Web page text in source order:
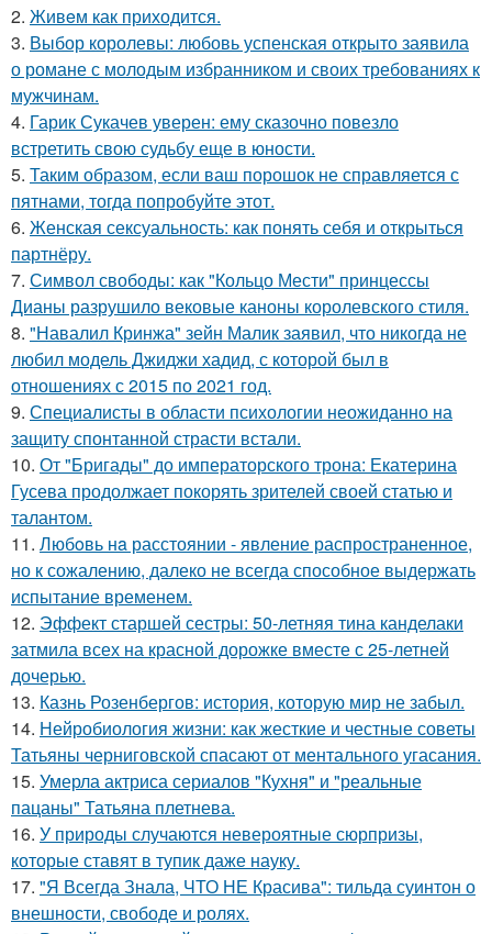
2. Живeм как приходится.
3. Выбор королевы: любовь успенская открыто заявила
о романе с молодым избранником и своих требованиях к
мужчинам.
4. Гарик Сукачев уверен: ему сказочно повезло
встретить свою судьбу еще в юности.
5. Таким образом, если ваш порошок не справляется с
пятнами, тогда попробуйте этот.
6. Женская сексуальность: как понять себя и открыться
партнёру.
7. Символ свободы: как "Кольцо Мести" принцессы
Дианы разрушило вековые каноны королевского стиля.
8. "Навалил Кринжа" зейн Малик заявил, что никогда не
любил модель Джиджи хадид, с которой был в
отношениях с 2015 по 2021 год.
9. Специалисты в области психологии неожиданно на
защиту спонтанной страсти встали.
10. От "Бригады" до императорского трона: Екатерина
Гусева продолжает покорять зрителей своей статью и
талантом.
11. Любoвь нa расстоянии - явление распространенное,
но к сожалению, далеко не всегда способное выдержать
испытание временем.
12. Эффект старшей сестры: 50-летняя тина канделаки
затмила всех на красной дорожке вместе с 25-летней
дочерью.
13. Казнь Розенбергов: история, которую мир не забыл.
14. Нейробиология жизни: как жесткие и честные советы
Татьяны черниговской спасают от ментального угасания.
15. Умерла актриса сериалов "Кухня" и "реальные
пацаны" Татьяна плетнева.
16. У природы случаются невероятные сюрпризы,
которые ставят в тупик даже науку.
17. "Я Всегда Знала, ЧТО НЕ Красива": тильда суинтон о
внешности, свободе и ролях.